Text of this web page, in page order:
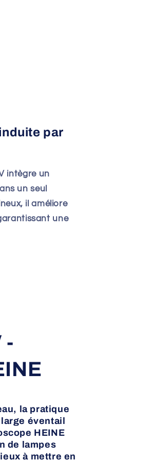
par
intègre un
un seul
il améliore
une
-
la pratique
éventail
HEINE
de lampes
à mettre en